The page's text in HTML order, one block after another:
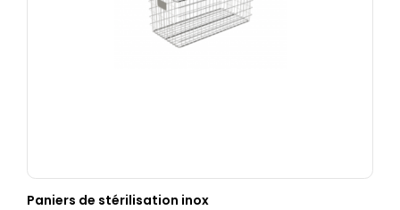
Paniers de stérilisation inox